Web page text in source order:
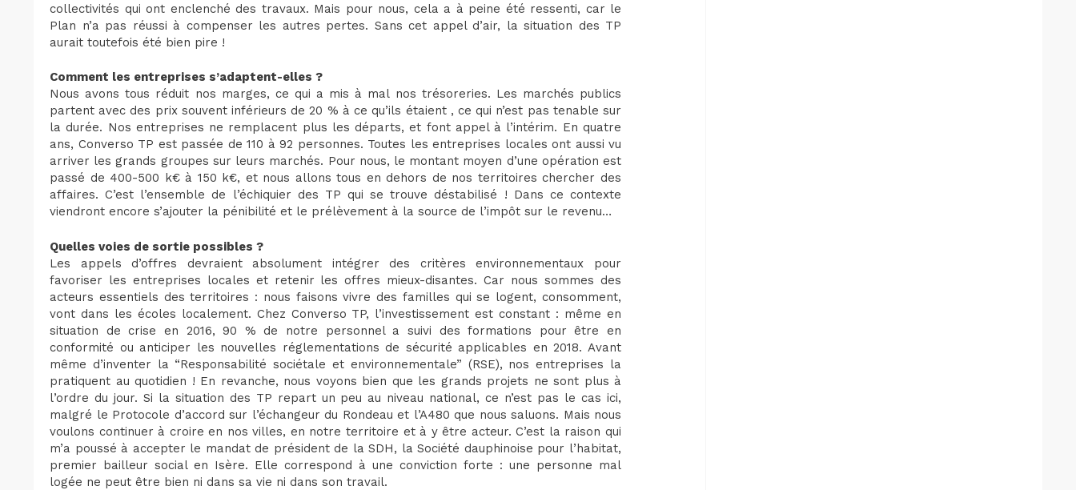
collectivités qui ont enclenché des travaux. Mais pour nous, cela a à peine été ressenti, car le
Plan n’a pas réussi à compenser les autres pertes. Sans cet appel d’air, la situation des TP
aurait toutefois été bien pire !
Comment les entreprises s’adaptent-elles ?
Nous avons tous réduit nos marges, ce qui a mis à mal nos trésoreries. Les marchés publics
partent avec des prix souvent inférieurs de 20 % à ce qu’ils étaient , ce qui n’est pas tenable sur
la durée. Nos entreprises ne remplacent plus les départs, et font appel à l’intérim. En quatre
ans, Converso TP est passée de 110 à 92 personnes. Toutes les entreprises locales ont aussi vu
arriver les grands groupes sur leurs marchés. Pour nous, le montant moyen d’une opération est
passé de 400-500 k€ à 150 k€, et nous allons tous en dehors de nos territoires chercher des
affaires. C’est l’ensemble de l’échiquier des TP qui se trouve déstabilisé ! Dans ce contexte
viendront encore s’ajouter la pénibilité et le prélèvement à la source de l’impôt sur le revenu…
Quelles voies de sortie possibles ?
Les appels d’offres devraient absolument intégrer des critères environnementaux pour
favoriser les entreprises locales et retenir les offres mieux-disantes. Car nous sommes des
acteurs essentiels des territoires : nous faisons vivre des familles qui se logent, consomment,
vont dans les écoles localement. Chez Converso TP, l’investissement est constant : même en
situation de crise en 2016, 90 % de notre personnel a suivi des formations pour être en
conformité ou anticiper les nouvelles réglementations de sécurité applicables en 2018. Avant
même d’inventer la “Responsabilité sociétale et environnementale” (RSE), nos entreprises la
pratiquent au quotidien ! En revanche, nous voyons bien que les grands projets ne sont plus à
l’ordre du jour. Si la situation des TP repart un peu au niveau national, ce n’est pas le cas ici,
malgré le Protocole d’accord sur l’échangeur du Rondeau et l’A480 que nous saluons. Mais nous
voulons continuer à croire en nos villes, en notre territoire et à y être acteur. C’est la raison qui
m’a poussé à accepter le mandat de président de la SDH, la Société dauphinoise pour l’habitat,
premier bailleur social en Isère. Elle correspond à une conviction forte : une personne mal
logée ne peut être bien ni dans sa vie ni dans son travail.